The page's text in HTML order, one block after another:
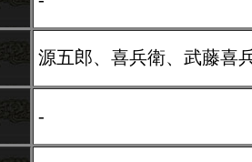
源五郎、喜兵衛、武藤喜
-